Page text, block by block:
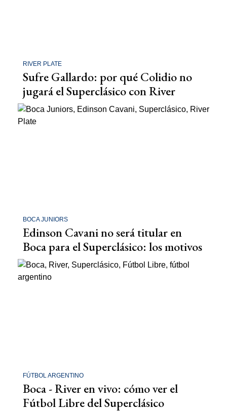
RIVER PLATE
Sufre Gallardo: por qué Colidio no
jugará el Superclásico con River
BOCA JUNIORS
Edinson Cavani no será titular en
Boca para el Superclásico: los motivos
FÚTBOL ARGENTINO
Boca - River en vivo: cómo ver el
Fútbol Libre del Superclásico